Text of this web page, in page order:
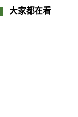
大家都在看